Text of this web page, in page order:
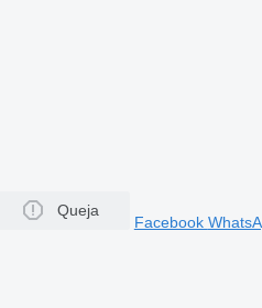
Queja
Facebook